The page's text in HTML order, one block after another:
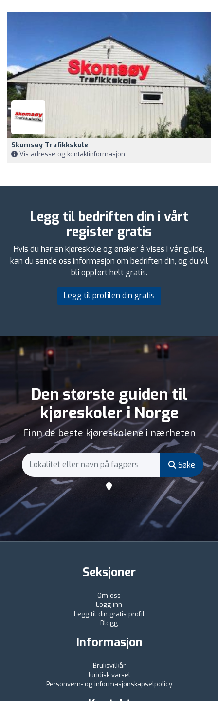
Skomsøy Trafikkskole
Vis adresse og kontaktinformasjon
Legg til bedriften din i vårt
register gratis
Hvis du har en kjøreskole og ønsker å vises i vår guide,
kan du sende oss informasjon om bedriften din, og du vil
bli oppført helt gratis.
Legg til profilen din gratis
Den største guiden til
kjøreskoler i Norge
Finn de beste kjøreskolene i nærheten
Søke
Seksjoner
Om oss
Logg inn
Legg til din gratis profil
Blogg
Informasjon
Bruksvilkår
Juridisk varsel
Personvern- og informasjonskapselpolicy